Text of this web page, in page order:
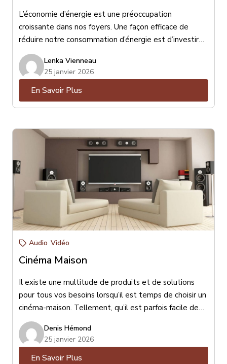
L’économie d’énergie est une préoccupation
croissante dans nos foyers. Une façon efficace de
réduire notre consommation d’énergie est d’investir
dans des stores performants. Les stores peuvent
jouer un rôle important dans l’isolation thermique de
nos maisons, ce qui peut avoir un impact significatif sur
notre consommation d’énergie et nos factures de
chauffage et de climatisation
Lenka Vienneau
25 janvier 2026
En Savoir Plus
Audio Vidéo
Cinéma Maison
Il existe une multitude de produits et de solutions
pour tous vos besoins lorsqu’il est temps de choisir un
cinéma-maison. Tellement, qu’il est parfois facile de
s’y perdre ! Est-ce mieux un téléviseur ou un
projecteur ? Un ensemble de haut-parleurs (encastrés
ou de surface) ou une barre de son ? Petit, moyen ou
gros haut-parleur de sous-grave ? Toutes ces
Denis Hémond
25 janvier 2026
En Savoir Plus